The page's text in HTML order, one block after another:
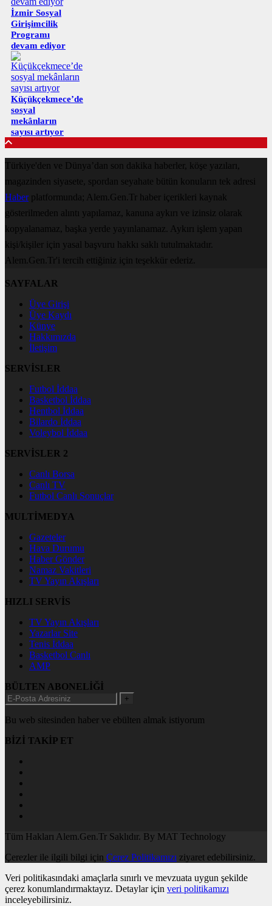
İzmir Sosyal
Girişimcilik
Programı
devam ediyor
Küçükçekmece’de
sosyal
mekânların
sayısı artıyor
Türkiye'den ve Dünya’dan son dakika haberler, köşe yazıları,
magazinden siyasete, spordan seyahate bütün konuların tek adresi
Haberplatformunda; Alem.Gen.Tr haber içerikleri kaynak
gösterilmeden alıntı yapılamaz, kanuna aykırı ve izinsiz olarak
kopyalanamaz, başka yerde yayınlanamaz. Aykırı işlem yapan
kişi/kişiler için yasal başvuru hakkı saklı tutulmaktadır.
Alem.Gen.Tr'i tercih ettiğiniz için teşekkür ederiz.
SAYFALAR
Üye Girişi
Üye Kaydı
Künye
Hakkımızda
İletişim
SERVİSLER
Futbol İddaa
Basketbol İddaa
Hentbol İddaa
Bilardo İddaa
Voleybol İddaa
SERVİSLER 2
Canlı Borsa
Canlı TV
Futbol Canlı Sonuçlar
MULTİMEDYA
Gazeteler
Hava Durumu
Haber Gönder
Namaz Vakitleri
TV Yayın Akışları
HIZLI SERVİS
TV Yayın Akışları
Yazarlar Site
Tenis İddaa
Basketbol Canlı
AMP
BÜLTEN ABONELİĞİ
+
Bu web sitesinden haber ve ebülten almak istiyorum
BİZİ TAKİP ET
Tüm Hakları Alem.Gen.Tr Saklıdır. By MAT Technology
Çerezler ile ilgili bilgi için Çerez Politikamızı ziyaret edebilirsiniz.
Veri politikasındaki amaçlarla sınırlı ve mevzuata uygun şekilde
çerez konumlandırmaktayız. Detaylar için veri politikamızı
inceleyebilirsiniz.